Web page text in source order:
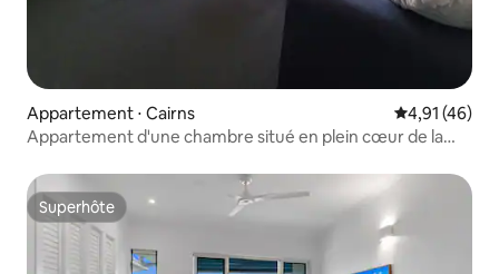
Appartement ⋅ Cairns Évaluation
4,91 (46)
Appartement d'une chambre situé en plein cœur de la
Superhôte
Superhôte